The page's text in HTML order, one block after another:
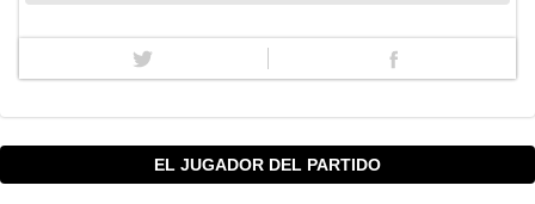
EL JUGADOR DEL PARTIDO